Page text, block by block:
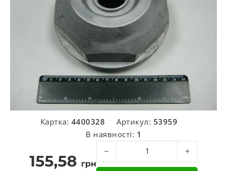
Картка: 4400328 Артикул: 53959
В наявності: 1
155,58 грн
Кришка M115 * 2 ??* 62 * SW115